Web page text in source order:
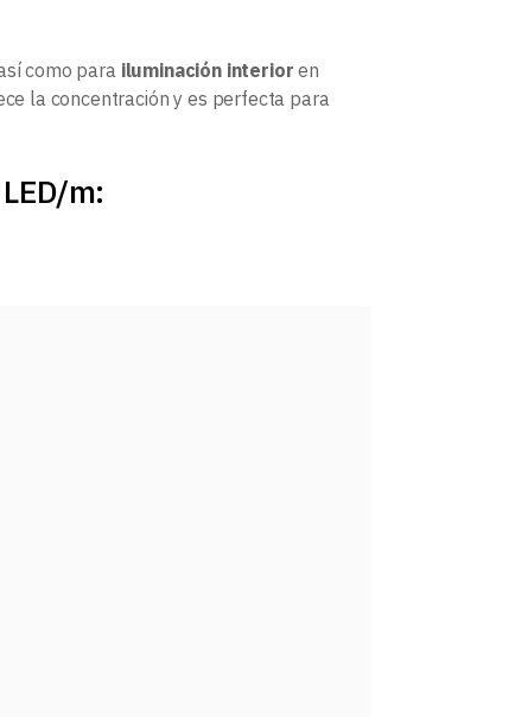
como para iluminación interior en
la concentración y es perfecta para
m: